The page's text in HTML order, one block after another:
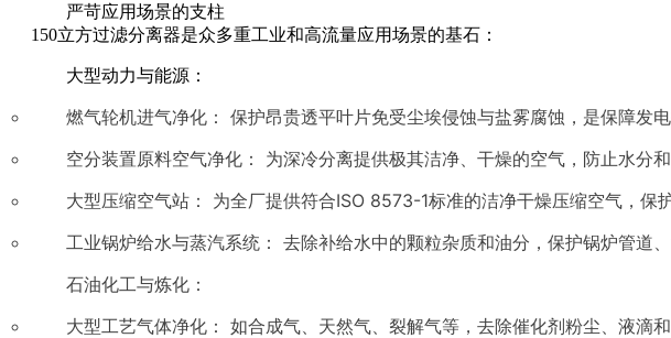
严苛应用场景的支柱
150立方过滤分离器是众多重工业和高流量应用场景的基石：
大型动力与能源：
燃气轮机进气净化： 保护昂贵透平叶片免受尘埃侵蚀与盐雾腐蚀，是保障发
空分装置原料空气净化： 为深冷分离提供极其洁净、干燥的空气，防止水分
大型压缩空气站： 为全厂提供符合ISO 8573-1标准的洁净干燥压缩空气，保
工业锅炉给水与蒸汽系统： 去除补给水中的颗粒杂质和油分，保护锅炉管道
石油化工与炼化：
大型工艺气体净化： 如合成气、天然气、裂解气等，去除催化剂粉尘、液滴